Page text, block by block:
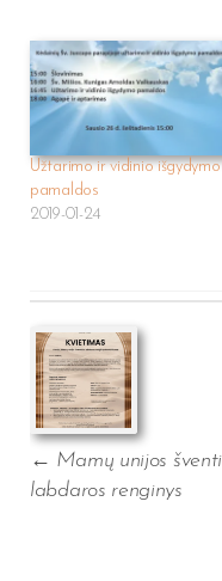
Užtarimo ir vidinio išgydymo
pamaldos
2019-01-24
navigation
← Mamų unijos
labdaros renginys